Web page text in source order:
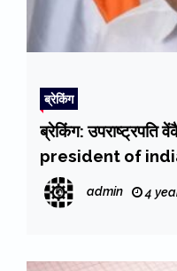
ब्रेकिंग
ब्रेकिंग: उपराष्ट्रपति
president of india)
admin 4